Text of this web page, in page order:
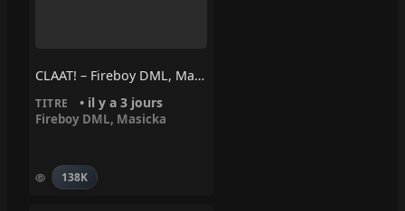
CLAAT! – Fireboy DML, Masicka
TITRE • il y a 3 jours
Fireboy DML, Masicka
138K